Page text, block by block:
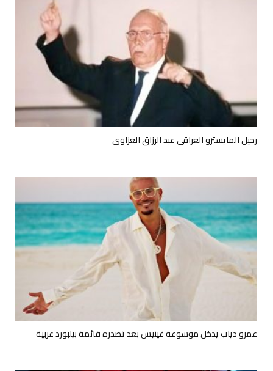
رحيل المايسترو العراقي عبد الرزاق العزاوي
عمرو دياب يدخل موسوعة غينيس بعد تصدره قائمة بيلبورد عربية